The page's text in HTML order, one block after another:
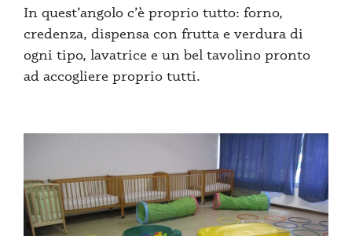
In quest’angolo c’è proprio tutto: forno,
credenza, dispensa con frutta e verdura di
ogni tipo, lavatrice e un bel tavolino pronto
ad accogliere proprio tutti.